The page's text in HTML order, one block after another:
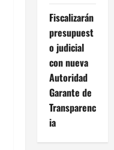
Fiscalizarán
presupuest
o judicial
con nueva
Autoridad
Garante de
Transparenc
ia